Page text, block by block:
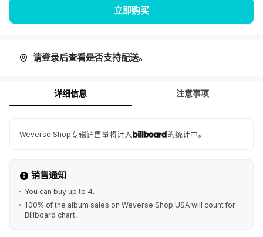
立即购买
请登录后查看是否支持配送。
详细信息 注意事项
Weverse Shop专辑销售量将计入 的统计中。
销售通知
You can buy up to 4.
100% of the album sales on Weverse Shop USA will count for
Billboard chart.